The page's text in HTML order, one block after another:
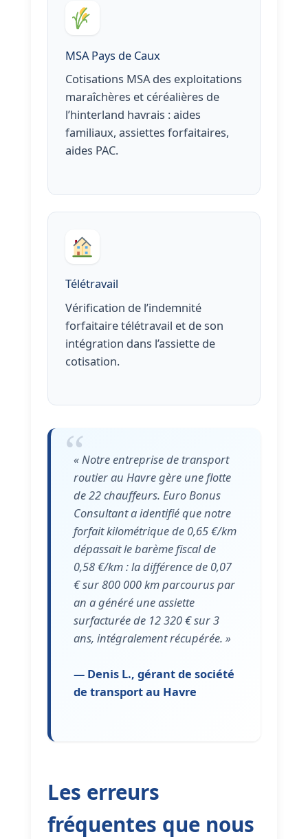
MSA Pays de Caux
Cotisations MSA des exploitations
maraîchères et céréalières de
l’hinterland havrais : aides
familiaux, assiettes forfaitaires,
aides PAC.
Télétravail
Vérification de l’indemnité
forfaitaire télétravail et de son
intégration dans l’assiette de
cotisation.
« Notre entreprise de transport
routier au Havre gère une flotte
de 22 chauffeurs. Euro Bonus
Consultant a identifié que notre
forfait kilométrique de 0,65 €/km
dépassait le barème fiscal de
0,58 €/km : la différence de 0,07
€ sur 800 000 km parcourus par
an a généré une assiette
surfacturée de 12 320 € sur 3
ans, intégralement récupérée. »
— Denis L., gérant de société
de transport au Havre
Les erreurs
fréquentes que nous